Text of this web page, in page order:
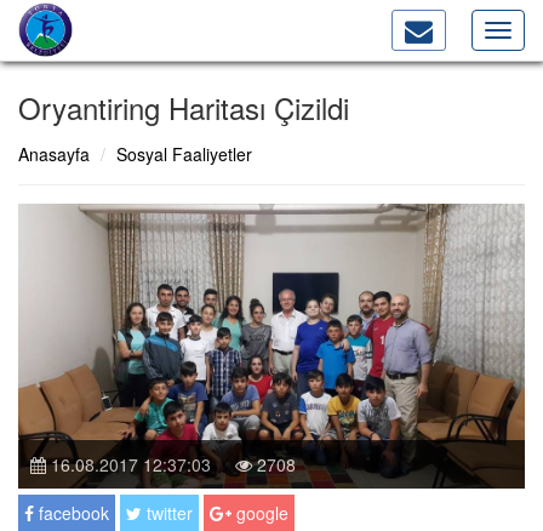
Oryantiring Haritası Çizildi
Anasayfa Sosyal Faaliyetler
16.08.2017 12:37:03
2708
facebook
twitter
google